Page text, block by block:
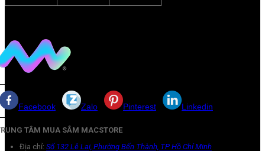
Facebook Zalo Pinterest Linkedin
TÂM MUA SẮM MACSTORE
Địa chỉ: Số 132 Lê Lai, Phường Bến Thành, TP Hồ Chí Minh